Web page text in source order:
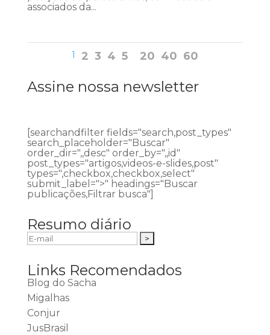
associados da...
1 2 3 4 5 20 40 60
Assine nossa newsletter
[searchandfilter fields="search,post_types"
search_placeholder="Buscar"
order_dir=",,desc" order_by=",,id"
post_types="artigos,videos-e-slides,post"
types=",checkbox,checkbox,select"
submit_label=">" headings="Buscar
publicações,Filtrar busca"]
Resumo diário
Links Recomendados
Blog do Sacha
Migalhas
Conjur
JusBrasil